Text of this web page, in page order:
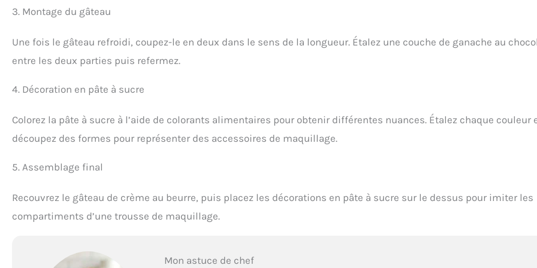
3. Montage du gâteau
Une fois le gâteau refroidi, coupez-le en deux dans le sens de la longueur. Étalez une couche de ganache au
entre les deux parties puis refermez.
4. Décoration en pâte à sucre
Colorez la pâte à sucre à l’aide de colorants alimentaires pour obtenir différentes nuances. Étalez chaque couleur
découpez des formes pour représenter des accessoires de maquillage.
5. Assemblage final
Recouvrez le gâteau de crème au beurre, puis placez les décorations en pâte à sucre sur le dessus pour imiter les
compartiments d’une trousse de maquillage.
Mon astuce de chef